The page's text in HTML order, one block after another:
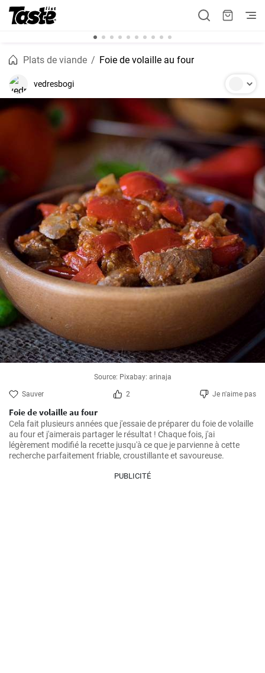
Plats de viande Foie de volaille au four
vedresbogi
Source: Pixabay: arinaja
Sauver 2 Je n'aime pas
Foie de volaille au four
Cela fait plusieurs années que j'essaie de préparer du foie de volaille
au four et j'aimerais partager le résultat ! Chaque fois, j'ai
légèrement modifié la recette jusqu'à ce que je parvienne à cette
recherche parfaitement friable, croustillante et savoureuse.
PUBLICITÉ